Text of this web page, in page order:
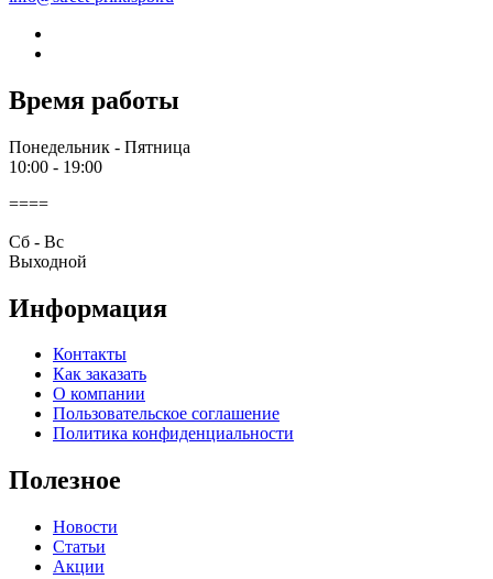
Время работы
Понедельник - Пятница
10:00 - 19:00
====
Cб - Вс
Выходной
Информация
Контакты
Как заказать
О компании
Пользовательское соглашение
Политика конфиденциальности
Полезное
Новости
Статьи
Акции